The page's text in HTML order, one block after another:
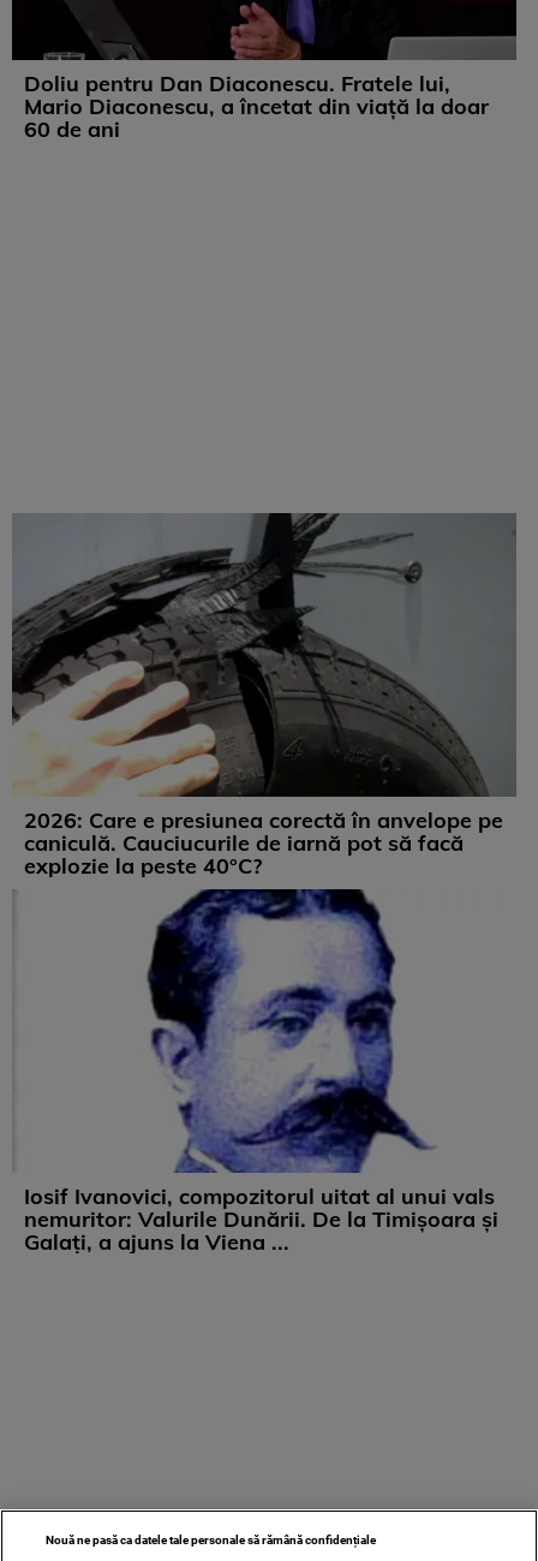
Doliu pentru Dan Diaconescu. Fratele lui,
Mario Diaconescu, a încetat din viață la doar
60 de ani
2026: Care e presiunea corectă în anvelope pe
caniculă. Cauciucurile de iarnă pot să facă
explozie la peste 40°C?
Iosif Ivanovici, compozitorul uitat al unui vals
nemuritor: Valurile Dunării. De la Timișoara și
Galați, a ajuns la Viena ...
Nouă ne pasă ca datele tale personale să rămână confidențiale